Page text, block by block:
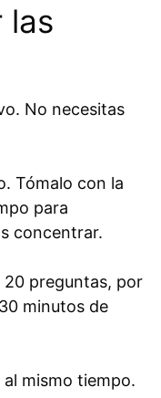
las
No necesitas
Tómalo con la
para
concentrar.
20 preguntas, por
minutos de
mismo tiempo.